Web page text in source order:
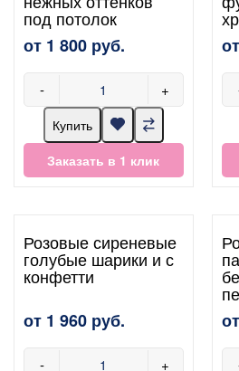
под потолок
от 1 800 руб.
- +
Купить
Заказать в 1 клик
Розовые сиреневые
голубые шарики и с
конфетти
от 1 960 руб.
- +